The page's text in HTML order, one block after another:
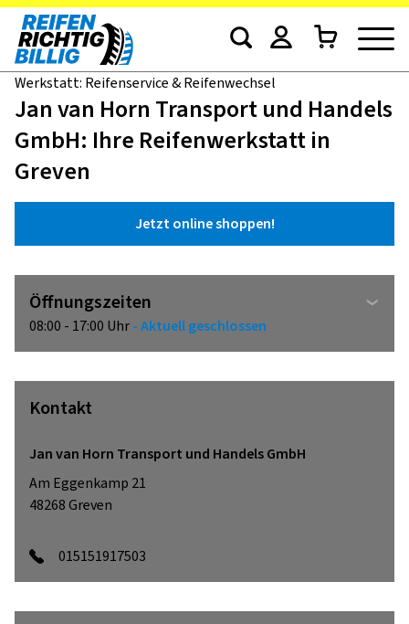
Werkstatt: Reifenservice & Reifenwechsel
Jan van Horn Transport und Handels
GmbH: Ihre Reifenwerkstatt in
Greven
Jetzt online shoppen!
Öffnungszeiten
08:00 - 17:00 Uhr- Aktuell geschlossen
Kontakt
Jan van Horn Transport und Handels GmbH
Am Eggenkamp 21
48268Greven
015151917503